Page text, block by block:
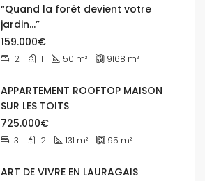
“Quand la forêt devient votre
jardin…”
159.000€
2 1 50 m² 9168 m²
APPARTEMENT ROOFTOP MAISON
SUR LES TOITS
725.000€
3 2 131 m² 95 m²
ART DE VIVRE EN LAURAGAIS